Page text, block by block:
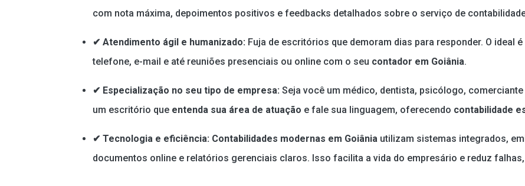
com nota máxima, depoimentos positivos e feedbacks detalhados sobre o serviço de
✔ Atendimento ágil e humanizado: Fuja de escritórios que demoram dias para responder. O ideal
telefone, e-mail e até reuniões presenciais ou online com o seu contador em Goiânia.
✔ Especialização no seu tipo de empresa: Seja você um médico, dentista, psicólogo,
um escritório que entenda sua área de atuação e fale sua linguagem, oferecendo contabilidade
✔ Tecnologia e eficiência: Contabilidades modernas em Goiânia utilizam sistemas integrados,
documentos online e relatórios gerenciais claros. Isso facilita a vida do empresário e reduz